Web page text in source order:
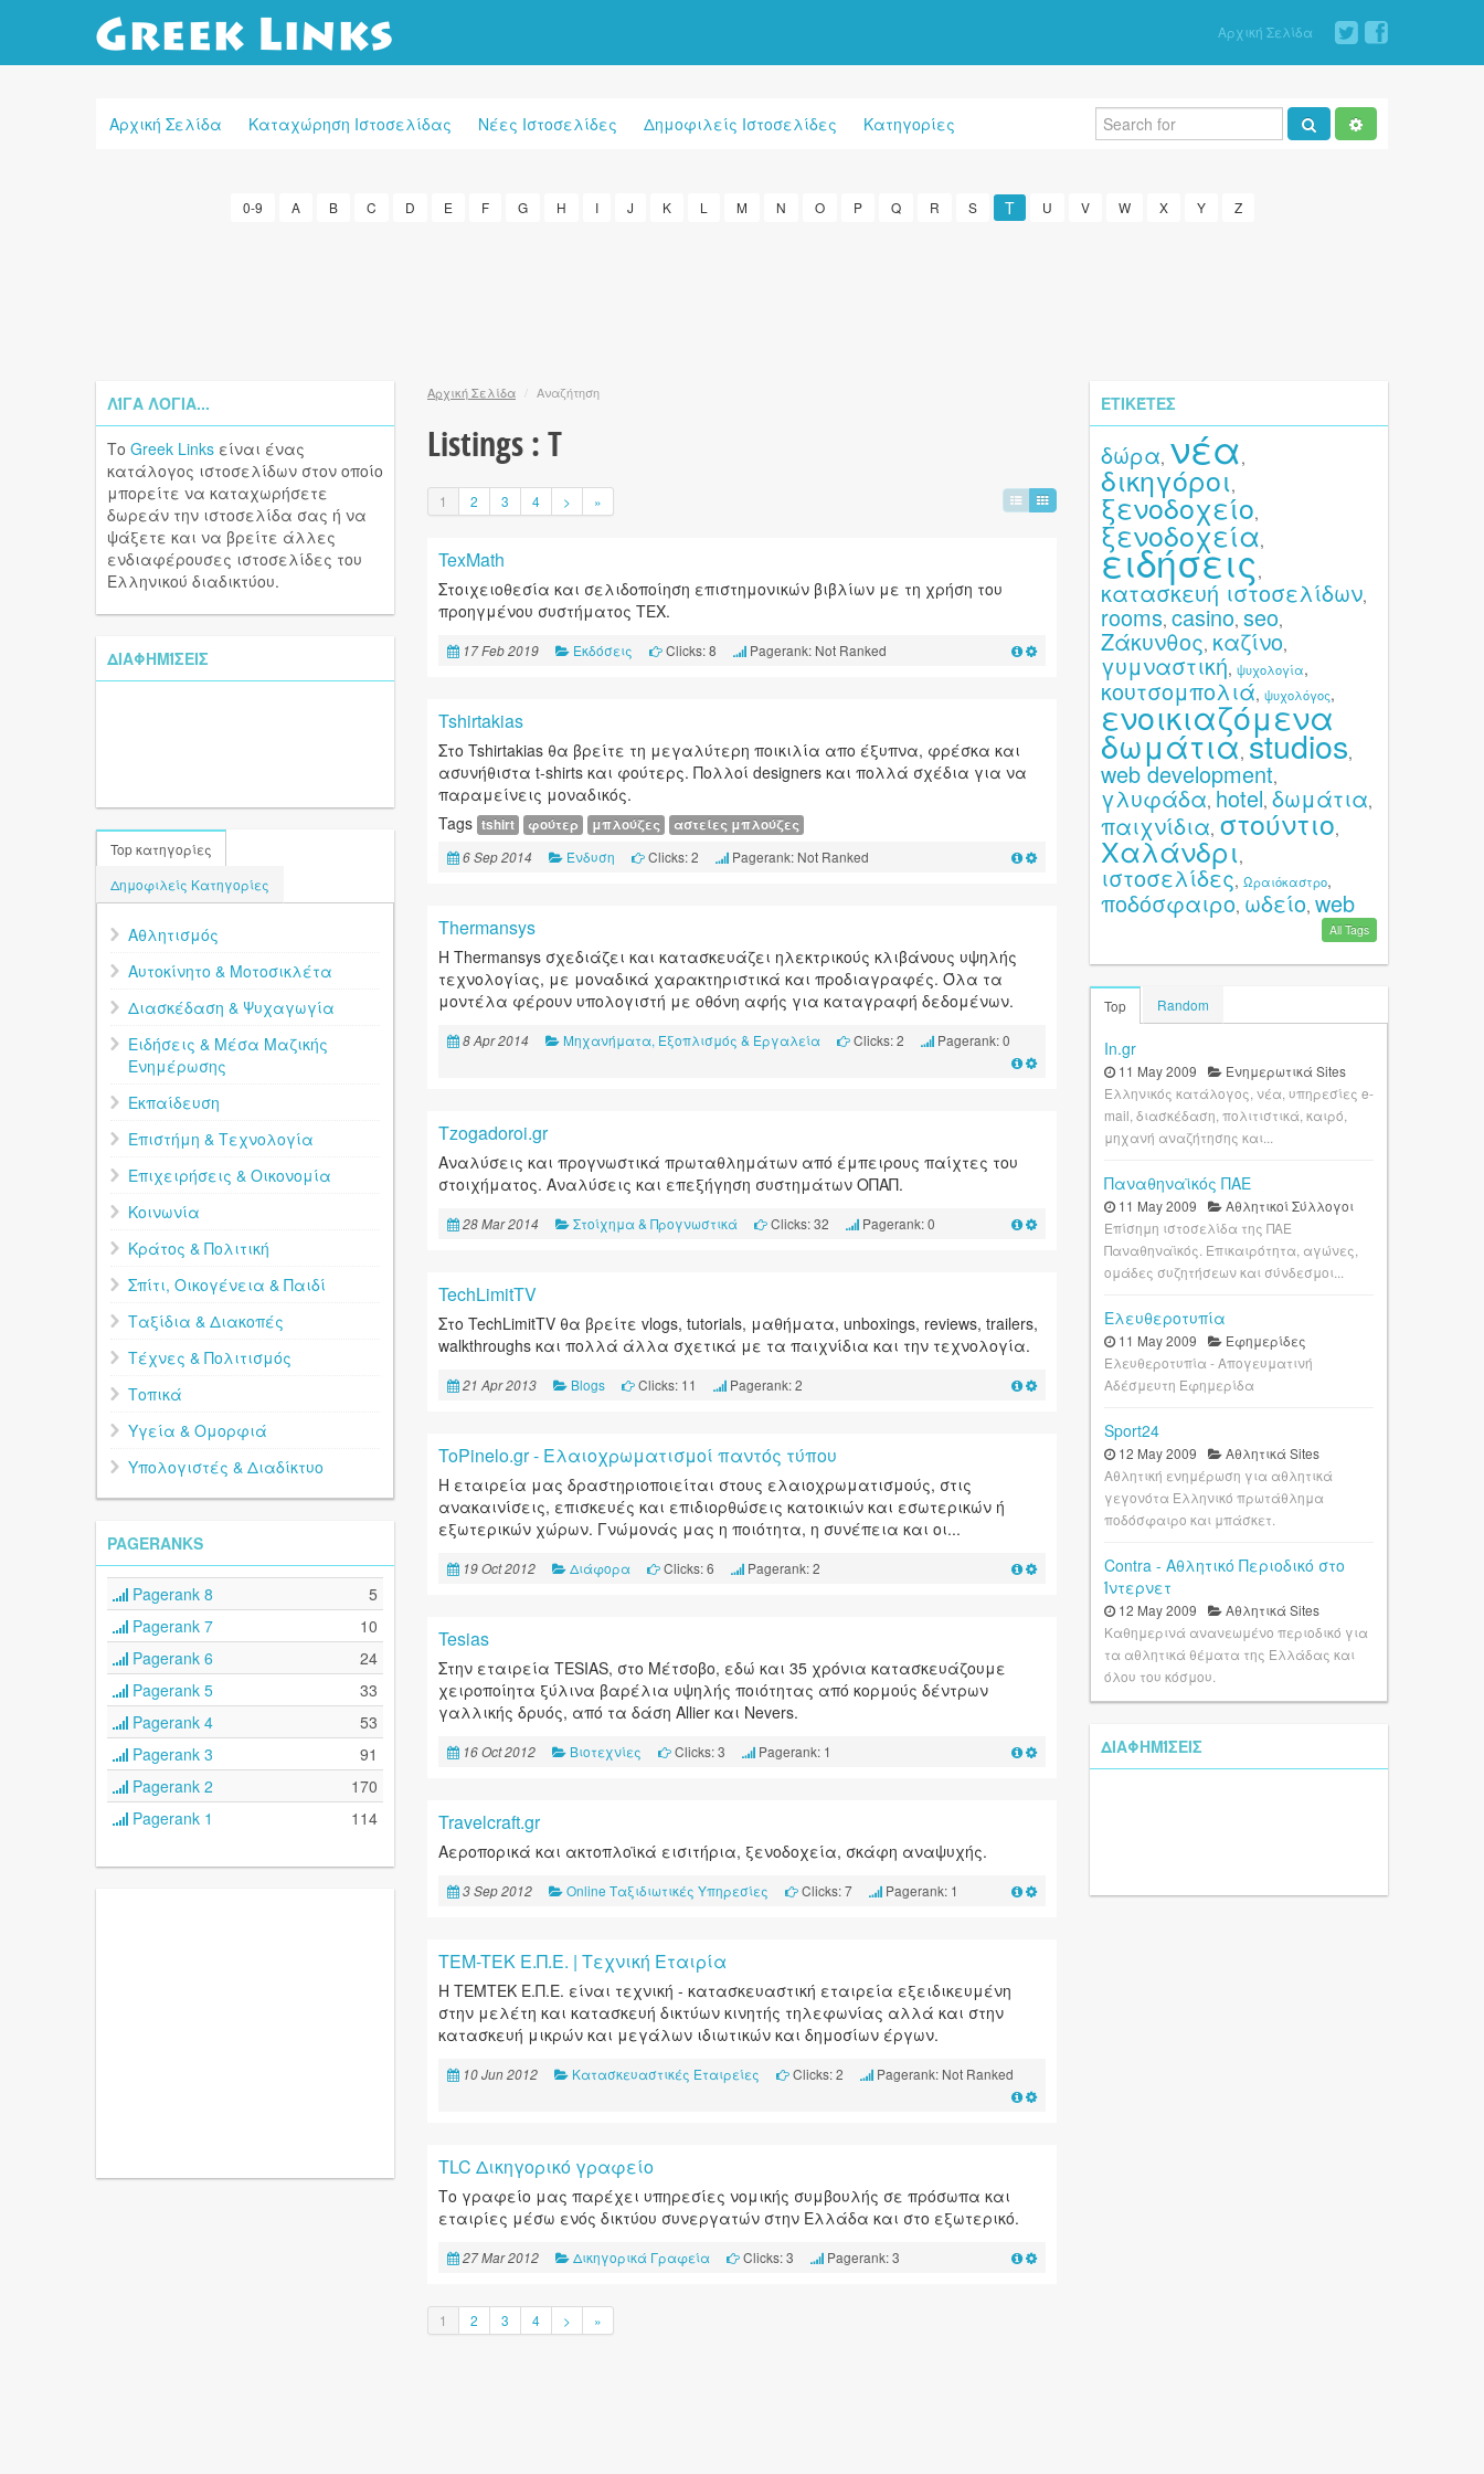
Αρχική Σελίδα
Αρχική Σελίδα Καταχώρηση Ιστοσελίδας Νέες Ιστοσελίδες Δημοφιλείς Ιστοσελίδες Κατηγορίες
0-9 A B C D E F G H I J K L M N O P Q R S T U V W X Y Z
ΛΊΓΑ ΛΌΓΙΑ...
Το Greek Links είναι ένας
κατάλογος ιστοσελίδων στον οποίο
μπορείτε να καταχωρήσετε
δωρεάν την ιστοσελίδα σας ή να
ψάξετε και να βρείτε άλλες
ενδιαφέρουσες ιστοσελίδες του
Ελληνικού διαδικτύου.
ΔΙΑΦΗΜΊΣΕΙΣ
Top κατηγορίες
Δημοφιλείς Κατηγορίες
Αθλητισμός
Αυτοκίνητο & Μοτοσικλέτα
Διασκέδαση & Ψυχαγωγία
Ειδήσεις & Μέσα Μαζικής
Ενημέρωσης
Εκπαίδευση
Επιστήμη & Τεχνολογία
Επιχειρήσεις & Οικονομία
Κοινωνία
Κράτος & Πολιτική
Σπίτι, Οικογένεια & Παιδί
Ταξίδια & Διακοπές
Τέχνες & Πολιτισμός
Τοπικά
Υγεία & Ομορφιά
Υπολογιστές & Διαδίκτυο
PAGERANKS
Pagerank 8
5
Pagerank 7
10
Pagerank 6
24
Pagerank 5
33
Pagerank 4
53
Pagerank 3
91
Pagerank 2
170
Pagerank 1
114
Αρχική Σελίδα / Αναζήτηση
Listings : T
1 2 3 4 > »
TexMath
Στοιχειοθεσία και σελιδοποίηση επιστημονικών βιβλίων με τη χρήση του
προηγμένου συστήματος TEX.
17 Feb 2019 Εκδόσεις Clicks: 8 Pagerank: Not Ranked
Tshirtakias
Στο Tshirtakias θα βρείτε τη μεγαλύτερη ποικιλία απο έξυπνα, φρέσκα και
ασυνήθιστα t-shirts και φούτερς. Πολλοί designers και πολλά σχέδια για να
παραμείνεις μοναδικός.
Tags tshirt φούτερ μπλούζες αστείες μπλούζες
6 Sep 2014 Ένδυση Clicks: 2 Pagerank: Not Ranked
Thermansys
H Thermansys σχεδιάζει και κατασκευάζει ηλεκτρικούς κλιβάνους υψηλής
τεχνολογίας, με μοναδικά χαρακτηριστικά και προδιαγραφές. Όλα τα
μοντέλα φέρουν υπολογιστή με οθόνη αφής για καταγραφή δεδομένων.
8 Apr 2014 Μηχανήματα, Εξοπλισμός & Εργαλεία Clicks: 2 Pagerank: 0
Tzogadoroi.gr
Αναλύσεις και προγνωστικά πρωταθλημάτων από έμπειρους παίχτες του
στοιχήματος. Αναλύσεις και επεξήγηση συστημάτων ΟΠΑΠ.
28 Mar 2014 Στοίχημα & Προγνωστικά Clicks: 32 Pagerank: 0
TechLimitTV
Στο TechLimitTV θα βρείτε vlogs, tutorials, μαθήματα, unboxings, reviews, trailers,
walkthroughs και πολλά άλλα σχετικά με τα παιχνίδια και την τεχνολογία.
21 Apr 2013 Blogs Clicks: 11 Pagerank: 2
ToPinelo.gr - Ελαιοχρωματισμοί παντός τύπου
Η εταιρεία μας δραστηριοποιείται στους ελαιοχρωματισμούς, στις
ανακαινίσεις, επισκευές και επιδιορθώσεις κατοικιών και εσωτερικών ή
εξωτερικών χώρων. Γνώμονάς μας η ποιότητα, η συνέπεια και οι...
19 Oct 2012 Διάφορα Clicks: 6 Pagerank: 2
Tesias
Στην εταιρεία TESIAS, στο Μέτσοβο, εδώ και 35 χρόνια κατασκευάζουμε
χειροποίητα ξύλινα βαρέλια υψηλής ποιότητας από κορμούς δέντρων
γαλλικής δρυός, από τα δάση Allier και Nevers.
16 Oct 2012 Βιοτεχνίες Clicks: 3 Pagerank: 1
Travelcraft.gr
Αεροπορικά και ακτοπλοϊκά εισιτήρια, ξενοδοχεία, σκάφη αναψυχής.
3 Sep 2012 Online Ταξιδιωτικές Υπηρεσίες Clicks: 7 Pagerank: 1
TEM-TEK Ε.Π.Ε. | Τεχνική Εταιρία
Η ΤΕΜΤΕΚ Ε.Π.Ε. είναι τεχνική - κατασκευαστική εταιρεία εξειδικευμένη
στην μελέτη και κατασκευή δικτύων κινητής τηλεφωνίας αλλά και στην
κατασκευή μικρών και μεγάλων ιδιωτικών και δημοσίων έργων.
10 Jun 2012 Κατασκευαστικές Εταιρείες Clicks: 2 Pagerank: Not Ranked
TLC Δικηγορικό γραφείο
Το γραφείο μας παρέχει υπηρεσίες νομικής συμβουλής σε πρόσωπα και
εταιρίες μέσω ενός δικτύου συνεργατών στην Ελλάδα και στο εξωτερικό.
27 Mar 2012 Δικηγορικά Γραφεία Clicks: 3 Pagerank: 3
1 2 3 4 > »
ΕΤΙΚΈΤΕΣ
δώρα, νέα,
δικηγόροι,
ξενοδοχείο,
ξενοδοχεία,
ειδήσεις,
κατασκευή ιστοσελίδων,
rooms, casino, seo,
Ζάκυνθος, καζίνο,
γυμναστική, ψυχολογία,
κουτσομπολιά, ψυχολόγος,
ενοικιαζόμενα
δωμάτια, studios,
web development,
γλυφάδα, hotel, δωμάτια,
παιχνίδια, στούντιο,
Χαλάνδρι,
ιστοσελίδες, Ωραιόκαστρο,
ποδόσφαιρο, ωδείο, web
All Tags
Top Random
In.gr
11 May 2009
Ενημερωτικά Sites
Ελληνικός κατάλογος, νέα, υπηρεσίες e-
mail, διασκέδαση, πολιτιστικά, καιρό,
μηχανή αναζήτησης και...
Παναθηναϊκός ΠΑΕ
11 May 2009
Αθλητικοί Σύλλογοι
Επίσημη ιστοσελίδα της ΠΑΕ
Παναθηναϊκός. Επικαιρότητα, αγώνες,
ομάδες συζητήσεων και σύνδεσμοι...
Ελευθεροτυπία
11 May 2009
Εφημερίδες
Ελευθεροτυπία - Απογευματινή
Αδέσμευτη Εφημερίδα
Sport24
12 May 2009
Αθλητικά Sites
Αθλητική ενημέρωση για αθλητικά
γεγονότα Ελληνικό πρωτάθλημα
ποδόσφαιρο και μπάσκετ.
Contra - Αθλητικό Περιοδικό στο
Ίντερνετ
12 May 2009
Αθλητικά Sites
Καθημερινά ανανεωμένο περιοδικό για
τα αθλητικά θέματα της Ελλάδας και
όλου του κόσμου.
ΔΙΑΦΗΜΊΣΕΙΣ